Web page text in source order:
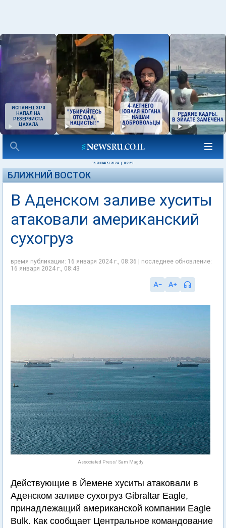
ИСПАНЕЦ ЗРЯ
НАПАЛ НА
РЕЗЕРВИСТА
ЦАХАЛА
16 ЯНВАРЯ 2024 02:59
БЛИЖНИЙ ВОСТОК
В Аденском заливе хуситы
атаковали американский
сухогруз
время публикации: 16 января 2024 г., 08:36 | последнее обновление:
16 января 2024 г., 08:43
Associated Press/ Sam Magdy
Действующие в Йемене хуситы атаковали в
Аденском заливе сухогруз Gibraltar Eagle,
принадлежащий американской компании Eagle
Bulk. Как сообщает Центральное командование